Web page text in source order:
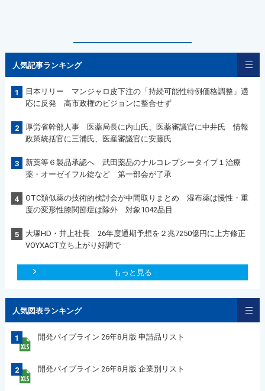
人気記事ランキング
1
日本リリー マンジャロ皮下注の「持続可能性特例価格調整」適
応に反発 高市政権のビジョンに整合せず
2
厚労省幹部人事 医薬局長に内山氏、医薬審議官に中井氏 情報
政策統括官に三浦氏、医産審議官に安藤氏
3
新薬等６製品承認へ 武田薬品のナルコレプシータイプ１治療
薬・オーゼイフル錠など 第一部会が了承
4
OTC類似薬の技術的検討会が中間取りまとめ 湿布薬は慢性・重
度の変形性膝関節症は除外 対象1042品目
5
大塚HD・井上社長 26年度通期予想を２兆7250億円に上方修正
VOYXACT立ち上がり好調で
もっと見る
人気図表ランキング
1 開発パイプライン 26年8月版 申請品リスト
2 開発パイプライン 26年8月版 企業別リスト